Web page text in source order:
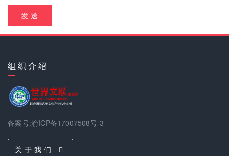
发 送
组 织 介 绍
备案号:渝ICP备17007508号-3
关 于 我 们